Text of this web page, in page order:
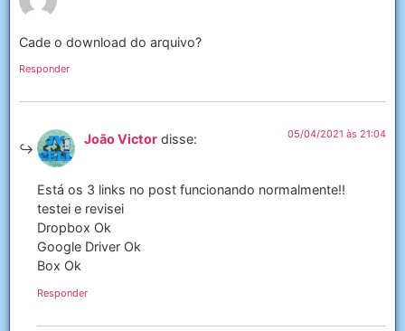
Cade o download do arquivo?
Responder
João Victor disse: 05/04/2021 às 21:04
Está os 3 links no post funcionando normalmente!!
testei e revisei
Dropbox Ok
Google Driver Ok
Box Ok
Responder